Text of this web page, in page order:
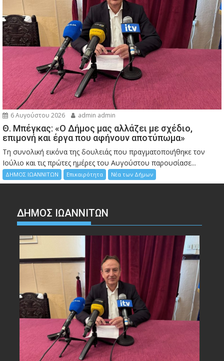
6 Αυγούστου 2026 admin admin
Θ. Μπέγκας: «Ο Δήμος μας αλλάζει με σχέδιο,
επιμονή και έργα που αφήνουν αποτύπωμα»
Τη συνολική εικόνα της δουλειάς που πραγματοποιήθηκε τον
Ιούλιο και τις πρώτες ημέρες του Αυγούστου παρουσίασε...
ΔΗΜΟΣ ΙΩΑΝΝΙΤΩΝ Επικαιρότητα Νέα των Δήμων
ΔΗΜΟΣ ΙΩΑΝΝΙΤΩΝ